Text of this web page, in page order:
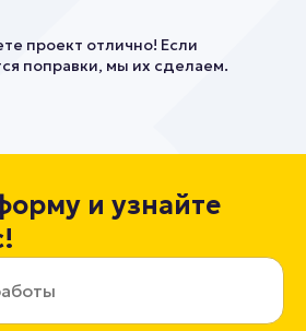
проект отлично! Если
поправки, мы их сделаем.
и узнайте